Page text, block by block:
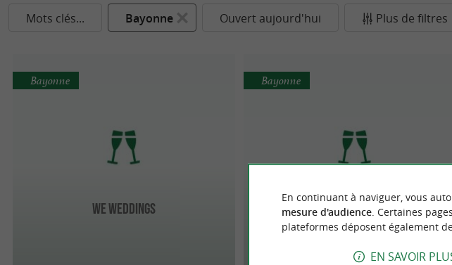
Mots clés... Bayonne Ouvert aujourd'hui Plus de filtres
We Weddings
Bayonne
Bleu de Minuit
Bayonne
En continuant à naviguer, vous
mesure d'audience. Certaines
plateformes déposent également
EN SAVOIR